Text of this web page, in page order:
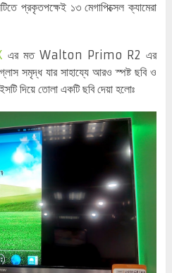
প্রকৃতপক্ষেই ১৩ মেগাপিক্সেল ক্যামেরা
এর মত Walton Primo R2 এর
সমৃদ্ধ যার সাহায্যে আরও স্পষ্ট ছবি ও
দিয়ে তোলা একটি ছবি দেয়া হলোঃ